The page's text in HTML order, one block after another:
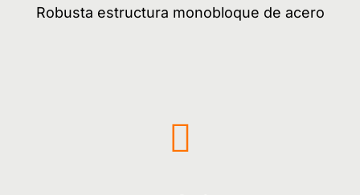
Robusta estructura monobloque de acero